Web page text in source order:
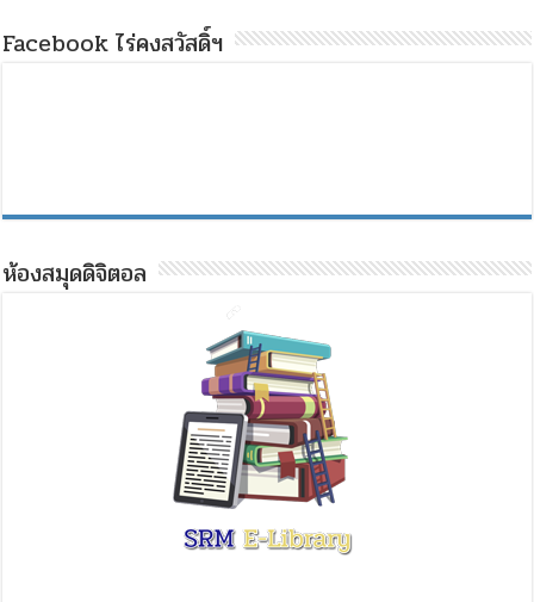
Facebook ไร่คงสวัสดิ์ฯ
ห้องสมุดดิจิตอล